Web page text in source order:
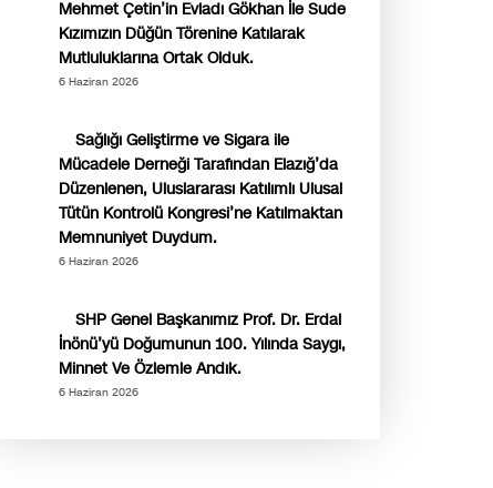
Mehmet Çetin’in Evladı Gökhan İle Sude
Kızımızın Düğün Törenine Katılarak
Mutluluklarına Ortak Olduk.
6 Haziran 2026
Sağlığı Geliştirme ve Sigara ile
Mücadele Derneği Tarafından Elazığ’da
Düzenlenen, Uluslararası Katılımlı Ulusal
Tütün Kontrolü Kongresi’ne Katılmaktan
Memnuniyet Duydum.
6 Haziran 2026
SHP Genel Başkanımız Prof. Dr. Erdal
İnönü’yü Doğumunun 100. Yılında Saygı,
Minnet Ve Özlemle Andık.
6 Haziran 2026